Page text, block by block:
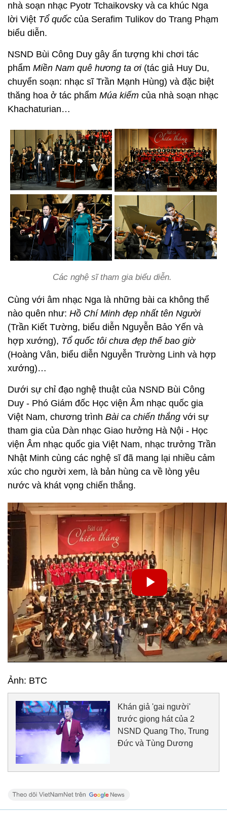
nhà soạn nhạc Pyotr Tchaikovsky và ca khúc Nga
lời Việt Tổ quốc của Serafim Tulikov do Trang Phạm
biểu diễn.
NSND Bùi Công Duy gây ấn tượng khi chơi tác
phẩm Miền Nam quê hương ta ơi(tác giả Huy Du,
chuyển soạn: nhạc sĩ Trần Mạnh Hùng) và đặc biệt
thăng hoa ở tác phẩm Múa kiếm của nhà soạn nhạc
Khachaturian…
Các nghệ sĩ tham gia biểu diễn.
Cùng với âm nhạc Nga là những bài ca không thể
nào quên như: Hồ Chí Minh đẹp nhất tên Người
(Trần Kiết Tường, biểu diễn Nguyễn Bảo Yến và
hợp xướng), Tổ quốc tôi chưa đẹp thế bao giờ
(Hoàng Vân, biểu diễn Nguyễn Trường Linh và hợp
xướng)…
Dưới sự chỉ đạo nghệ thuật của NSND Bùi Công
Duy - Phó Giám đốc Học viện Âm nhạc quốc gia
Việt Nam, chương trình Bài ca chiến thắng với sự
tham gia của Dàn nhạc Giao hưởng Hà Nội - Học
viện Âm nhạc quốc gia Việt Nam, nhạc trưởng Trần
Nhật Minh cùng các nghệ sĩ đã mang lại nhiều cảm
xúc cho người xem, là bản hùng ca về lòng yêu
nước và khát vọng chiến thắng.
Ảnh: BTC
Khán giả 'gai người'
trước giọng hát của 2
NSND Quang Thọ, Trung
Đức và Tùng Dương